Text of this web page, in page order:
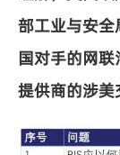
部工业与安
国对手的网
提供商的涉美